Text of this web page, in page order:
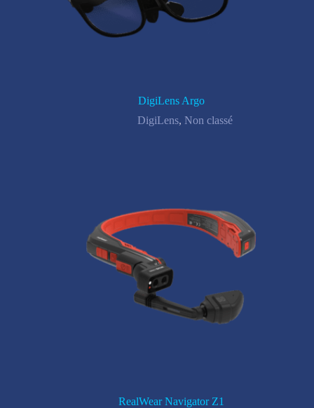
DigiLens Argo
DigiLens, Non classé
RealWear Navigator Z1